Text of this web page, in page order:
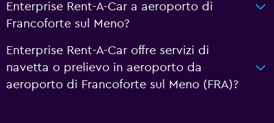
Enterprise Rent-A-Car a aeroporto di
Francoforte sul Meno?
Enterprise Rent-A-Car offre servizi di
navetta o prelievo in aeroporto da
aeroporto di Francoforte sul Meno (FRA)?